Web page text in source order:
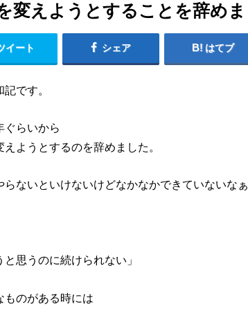
変えようとすることを辞めま
イート シェア はてブ
です。
ぐらいから
えようとするのを辞めました。
らないといけないけどなかなかできていないなぁ
と思うのに続けられない」
ものがある時には